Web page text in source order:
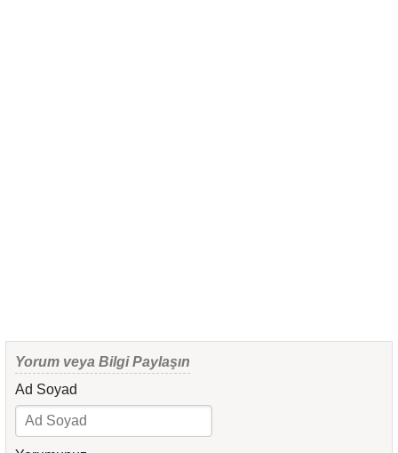
Yorum veya Bilgi Paylaşın
Ad Soyad